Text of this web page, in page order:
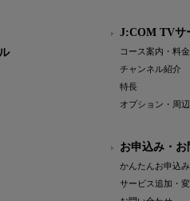
J:COM TVサ
コース案内・料金
チャンネル紹介
特長
オプション・周
お申込み・
かんたんお申込み
サービス追加・